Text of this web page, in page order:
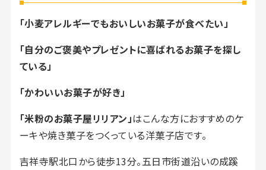
「小麦アレルギーでもおいしいお菓子が食べたい」
「自分のご褒美やプレゼントに喜ばれるお菓子を探し
ている」
「かわいいお菓子が好き」
「米粉のお菓子屋リリアン」はこんな方におすすめのケ
ーキや焼き菓子をつくっている洋菓子店です。
吉祥寺駅北口から徒歩13分。五日市街道沿いの成蹊